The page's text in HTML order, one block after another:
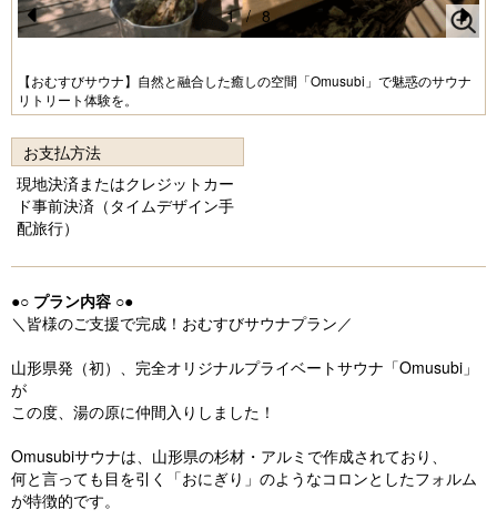
Pr
e
vi
o
u
s
【おむすびサウナ】自然と融合した癒しの空間「Omusubi」で魅惑のサウナ
リトリート体験を。
N
e
xt
1 / 8
お支払方法
現地決済またはクレジットカー
ド事前決済（タイムデザイン手
配旅行）
●○ プラン内容 ○●
＼皆様のご支援で完成！おむすびサウナプラン／
山形県発（初）、完全オリジナルプライベートサウナ「Omusubi」
が
この度、湯の原に仲間入りしました！
Omusubiサウナは、山形県の杉材・アルミで作成されており、
何と言っても目を引く「おにぎり」のようなコロンとしたフォルム
が特徴的です。